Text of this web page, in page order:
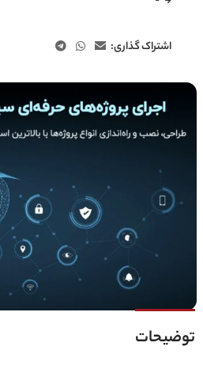
اشتراک گذاری:
توضیحات